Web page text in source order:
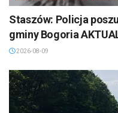
Staszów: Policja
gminy Bogoria
2026-08-09